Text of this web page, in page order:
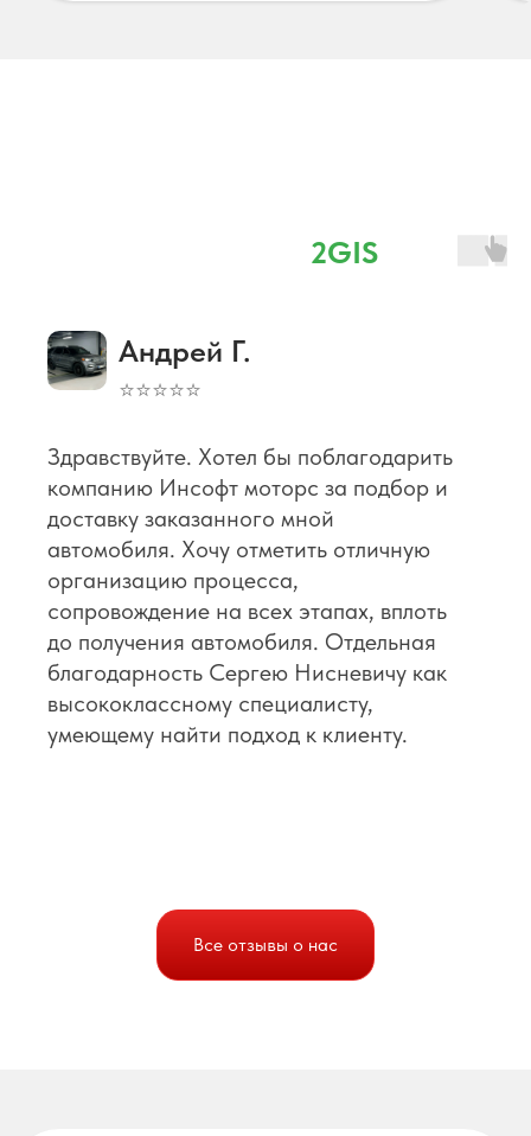
2GIS
Андрей Г.
⭐⭐⭐⭐⭐
Здравствуйте. Хотел бы поблагодарить
компанию Инсофт моторс за подбор и
доставку заказанного мной
автомобиля. Хочу отметить отличную
организацию процесса,
сопровождение на всех этапах, вплоть
до получения автомобиля. Отдельная
благодарность Сергею Нисневичу как
высококлассному специалисту,
умеющему найти подход к клиенту.
Все отзывы о нас